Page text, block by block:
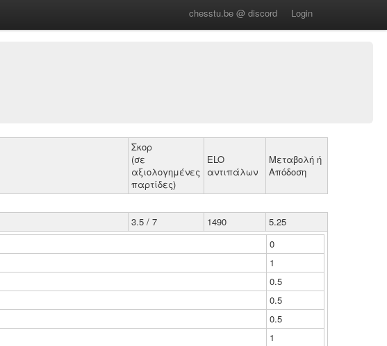
chesstu.be @ discord Login
Σκορ
(σε
αξιολογημένες
παρτίδες)
ELO
αντιπάλων
Μεταβολή ή
Απόδοση
3.5 / 7 1490
5.25
0
1
0.5
0.5
0.5
1